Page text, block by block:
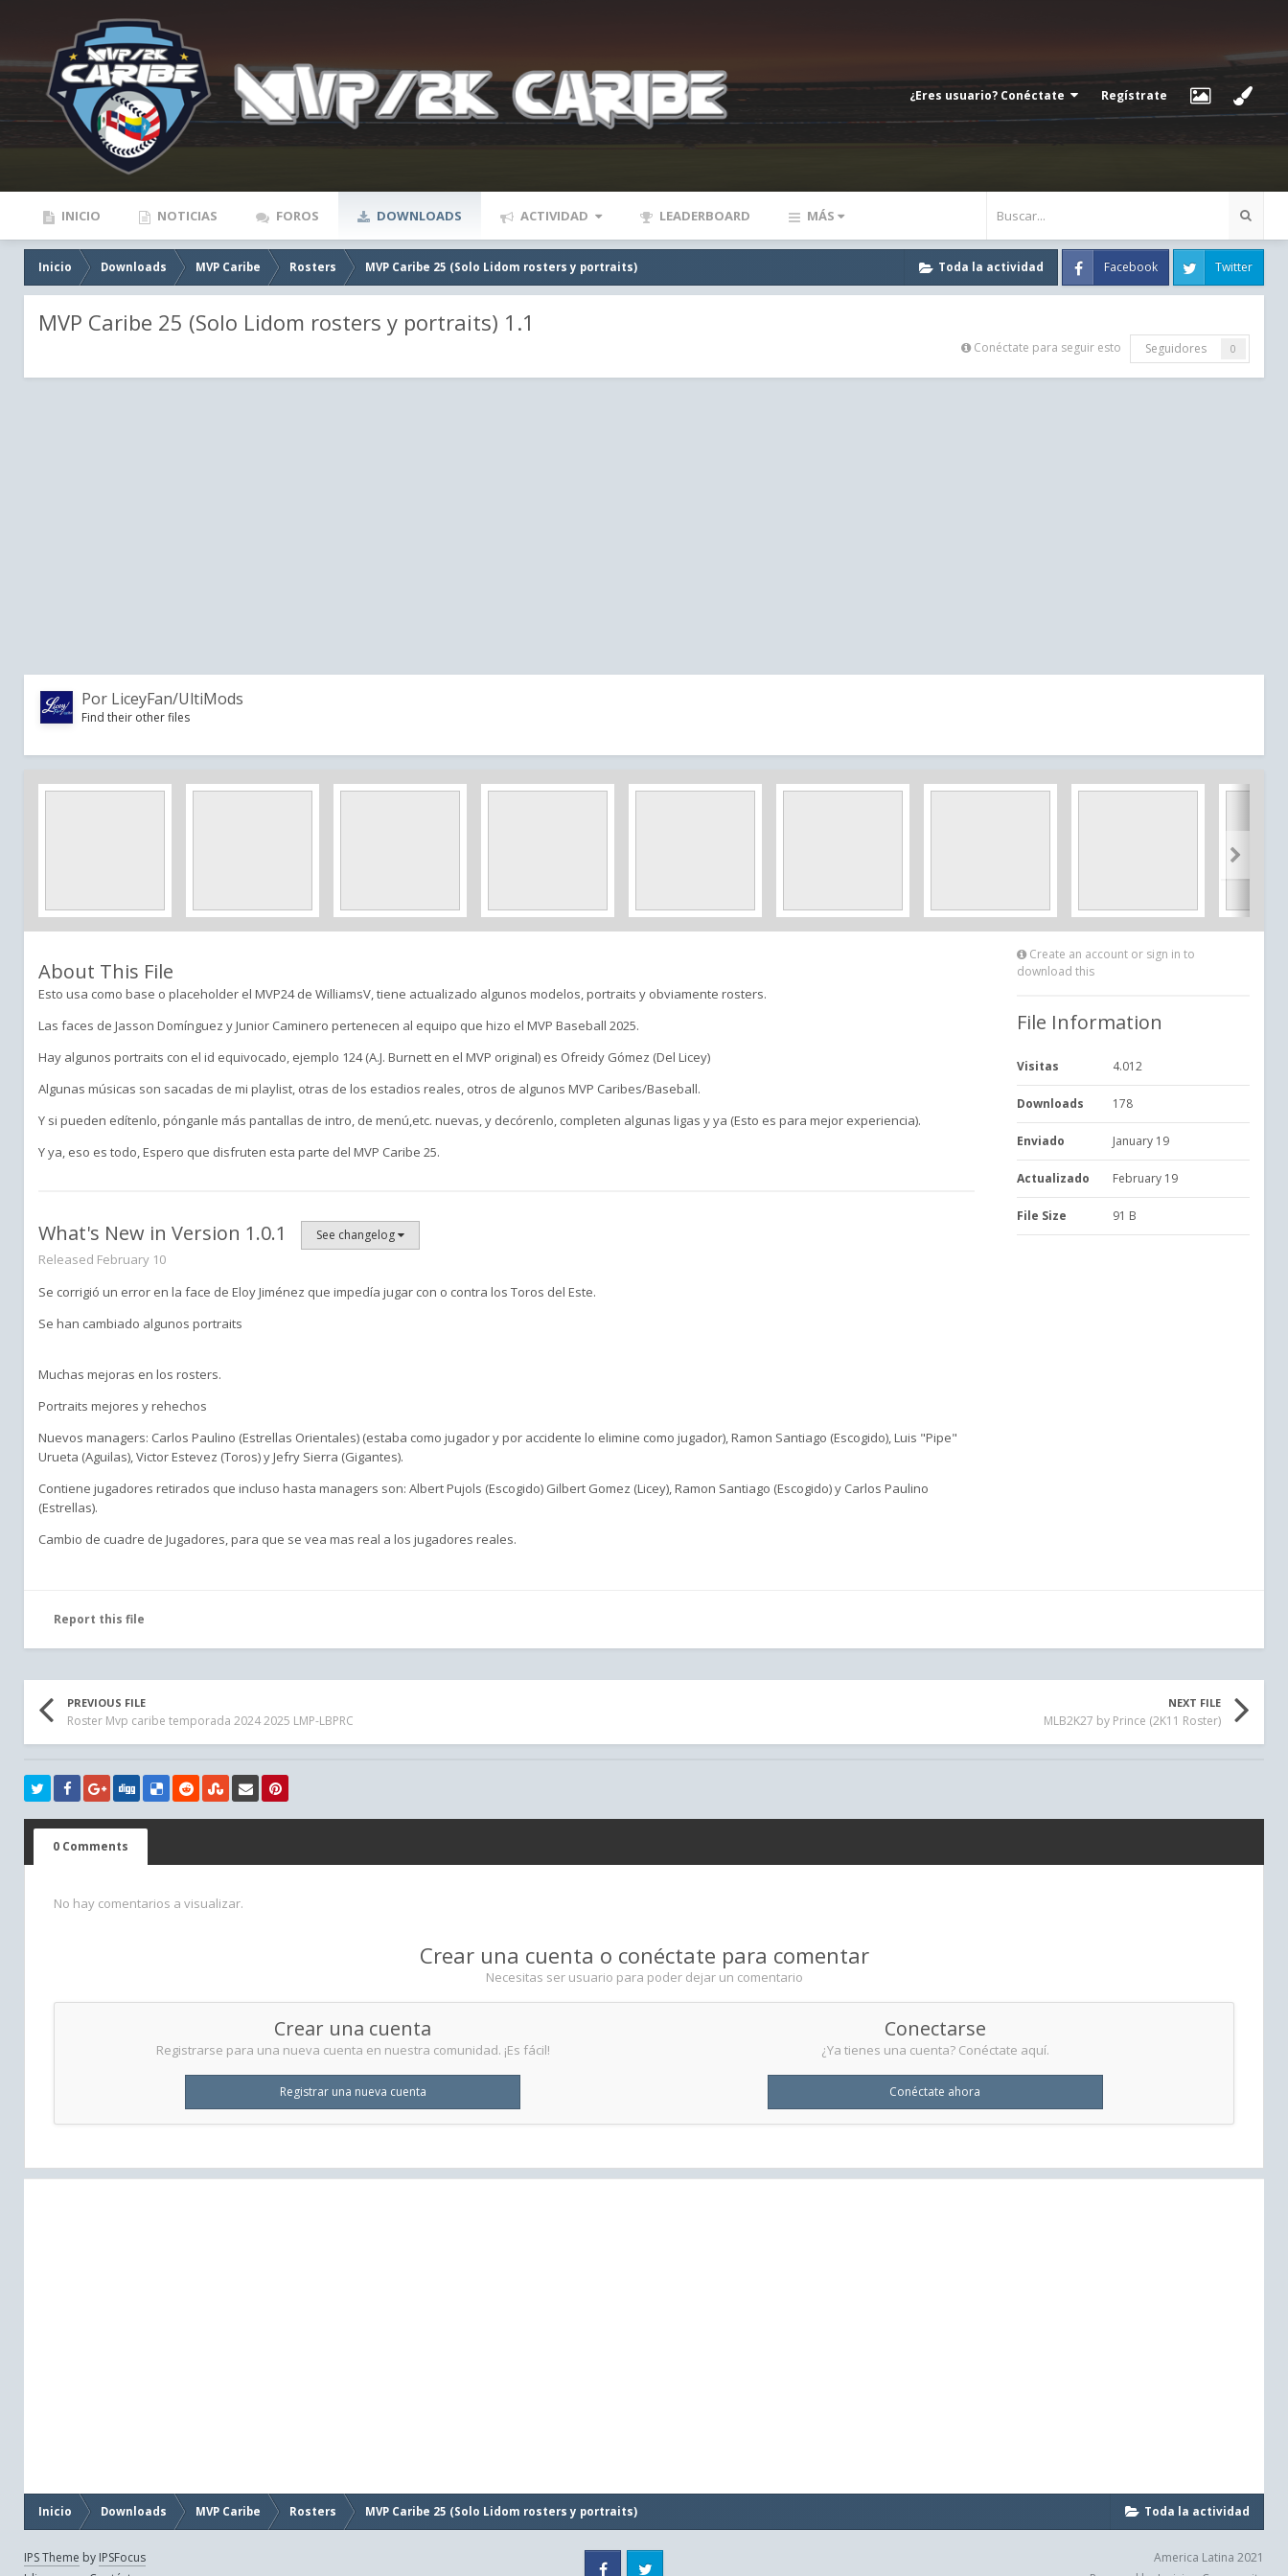
¿Eres usuario? Conéctate Regístrate
INICIO NOTICIAS FOROS DOWNLOADS ACTIVIDAD LEADERBOARD MÁS
Toda la actividad
Inicio Downloads MVP Caribe Rosters MVP Caribe 25 (Solo Lidom rosters y portraits) Facebook Twitter
MVP Caribe 25 (Solo Lidom rosters y portraits) 1.1
Conéctate para seguir esto Seguidores 0
Por LiceyFan/UltiMods
Find their other files
About This File
Esto usa como base o placeholder el MVP24 de WilliamsV, tiene actualizado algunos modelos, portraits y obviamente rosters.
Las faces de Jasson Domínguez y Junior Caminero pertenecen al equipo que hizo el MVP Baseball 2025.
Hay algunos portraits con el id equivocado, ejemplo 124 (A.J. Burnett en el MVP original) es Ofreidy Gómez (Del Licey)
Algunas músicas son sacadas de mi playlist, otras de los estadios reales, otros de algunos MVP Caribes/Baseball.
Y si pueden edítenlo, pónganle más pantallas de intro, de menú,etc. nuevas, y decórenlo, completen algunas ligas y ya (Esto es para mejor experiencia).
Y ya, eso es todo, Espero que disfruten esta parte del MVP Caribe 25.
What's New in Version 1.0.1 See changelog
Released February 10
Se corrigió un error en la face de Eloy Jiménez que impedía jugar con o contra los Toros del Este.
Se han cambiado algunos portraits
Muchas mejoras en los rosters.
Portraits mejores y rehechos
Nuevos managers: Carlos Paulino (Estrellas Orientales) (estaba como jugador y por accidente lo elimine como jugador), Ramon Santiago (Escogido), Luis "Pipe"
Urueta (Aguilas), Victor Estevez (Toros) y Jefry Sierra (Gigantes).
Contiene jugadores retirados que incluso hasta managers son: Albert Pujols (Escogido) Gilbert Gomez (Licey), Ramon Santiago (Escogido) y Carlos Paulino
(Estrellas).
Cambio de cuadre de Jugadores, para que se vea mas real a los jugadores reales.
Create an account or sign in to
download this
File Information
Visitas 4.012
Downloads 178
Enviado January 19
Actualizado February 19
File Size 91 B
Report this file
PREVIOUS FILE
Roster Mvp caribe temporada 2024 2025 LMP-LBPRC
NEXT FILE
MLB2K27 by Prince (2K11 Roster)
0 Comments
No hay comentarios a visualizar.
Crear una cuenta o conéctate para comentar
Necesitas ser usuario para poder dejar un comentario
Crear una cuenta
Registrarse para una nueva cuenta en nuestra comunidad. ¡Es fácil!
Registrar una nueva cuenta
Conectarse
¿Ya tienes una cuenta? Conéctate aquí.
Conéctate ahora
Toda la actividad
Inicio Downloads MVP Caribe Rosters MVP Caribe 25 (Solo Lidom rosters y portraits)
IPS Theme by IPSFocus
Facebook
America Latina 2021